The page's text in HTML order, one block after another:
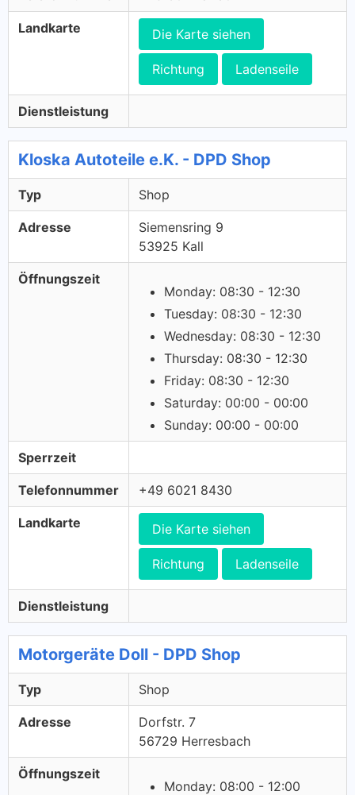
Landkarte Die Karte siehen
Richtung Ladenseile
Dienstleistung
Kloska Autoteile e.K. - DPD Shop
Typ Shop
Adresse
Siemensring 9
53925 Kall
Öffnungszeit
Monday: 08:30 - 12:30
Tuesday: 08:30 - 12:30
Wednesday: 08:30 - 12:30
Thursday: 08:30 - 12:30
Friday: 08:30 - 12:30
Saturday: 00:00 - 00:00
Sunday: 00:00 - 00:00
Sperrzeit
Telefonnummer +49 6021 8430
Landkarte Die Karte siehen
Richtung Ladenseile
Dienstleistung
Motorgeräte Doll - DPD Shop
Typ Shop
Adresse
Dorfstr. 7
56729 Herresbach
Öffnungszeit
Monday: 08:00 - 12:00